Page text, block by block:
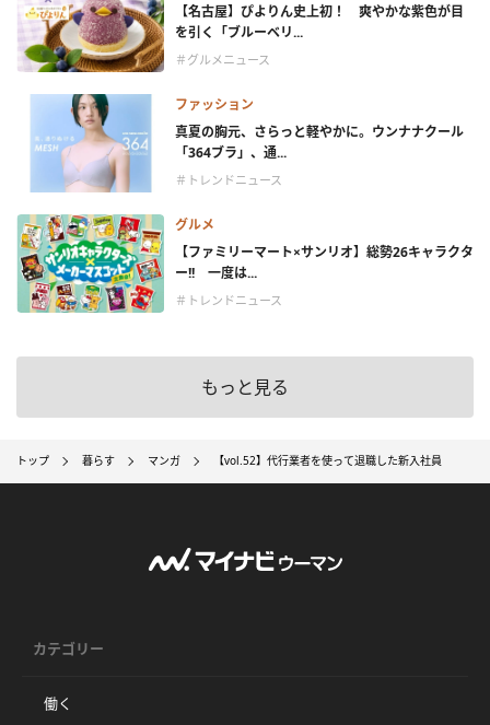
【名古屋】ぴよりん史上初！ 爽やかな紫色が目
を引く「ブルーベリ...
＃グルメニュース
ファッション
真夏の胸元、さらっと軽やかに。ウンナナクール
「364ブラ」、通...
＃トレンドニュース
グルメ
【ファミリーマート×サンリオ】総勢26キャラクタ
ー!! 一度は...
＃トレンドニュース
もっと見る
トップ 暮らす マンガ 【vol.52】代行業者を使って退職した新入社員
カテゴリー
働く